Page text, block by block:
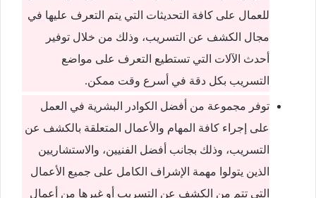
للعمال على كافة التحديثات التي يتم التعرف عليها في
مجال الكشف عن التسريب، وذلك من خلال توفير
أحدث الآلات التي تستطيع التعرف على مواضع
التسريب بكل دقة في أسرع وقت ممكن.
توفر مجموعة من أفضل الكوادر البشرية في العمل
على إجراء كافة المهام والأعمال المتعلقة بالكشف عن
التسريب، وذلك بجانب أفضل الفنيين، والاستشاريين
الذين يتولوا مهمة الإشراف الكامل على جميع الأعمال
التي تتم من الكشف عن التسريب أو غيرها من أعمال